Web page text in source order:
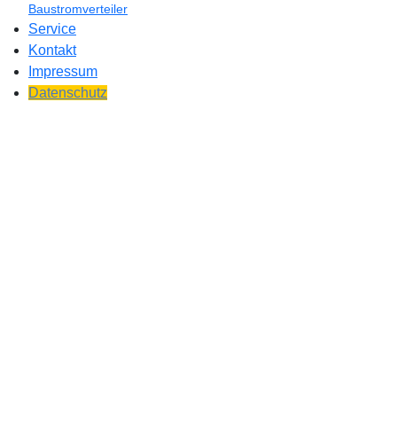
Baustromverteiler
Service
Kontakt
Impressum
Datenschutz